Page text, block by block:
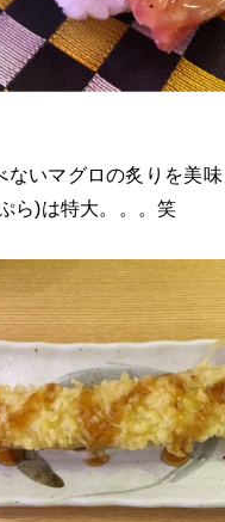
ないマグロの炙りを美
ら)は特大。。。笑